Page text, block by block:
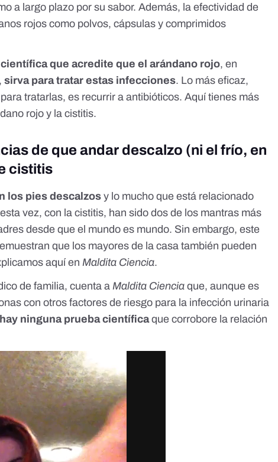
a largo plazo por su sabor. Además, la efectividad de
rojos como polvos, cápsulas y comprimidos
que acredite que el arándano rojo, en
sirva para tratar estas infecciones. Lo más eficaz,
paratratarlas, es recurrir a antibióticos.Aquítienes más
rojo y la cistitis.
de que andar descalzo (ni el frío, en
cistitis
los pies descalzos y lo mucho que está relacionado
vez, con la cistitis, han sido dos de los mantras más
desde que el mundo es mundo. Sin embargo, este
que los mayores de la casa también pueden
aquíen Maldita Ciencia.
de familia, cuenta a Maldita Cienciaque, aunque es
con otros factores de riesgo para la infección urinaria
ninguna prueba científicaque corrobore la relación